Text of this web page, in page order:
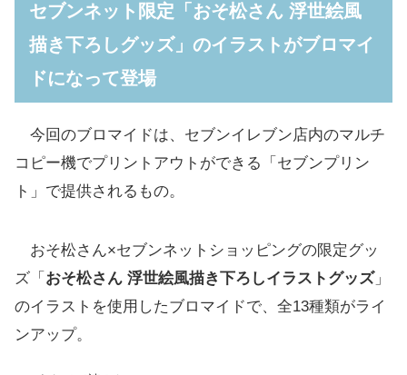
セブンネット限定「おそ松さん 浮世絵風
描き下ろしグッズ」のイラストがブロマイ
ドになって登場
今回のブロマイドは、セブンイレブン店内のマルチ
コピー機でプリントアウトができる「セブンプリン
ト」で提供されるもの。
おそ松さん×セブンネットショッピングの限定グッ
ズ「 おそ松さん 浮世絵風描き下ろしイラストグッズ」
のイラストを使用したブロマイドで、全13種類がライ
ンアップ。